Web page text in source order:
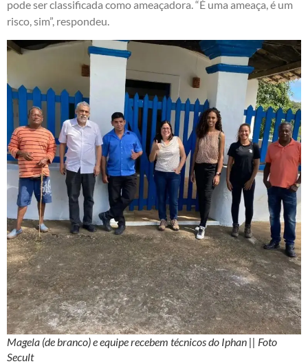
pode ser classificada como ameaçadora. “É uma ameaça, é um
risco, sim”, respondeu.
Magela (de branco) e equipe recebem técnicos do Iphan || Foto
Secult